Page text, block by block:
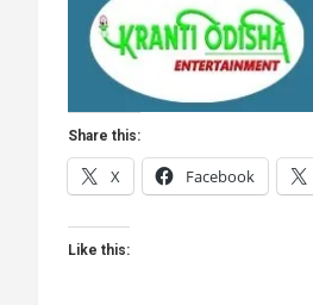
Share this:
X Facebook
Like this: